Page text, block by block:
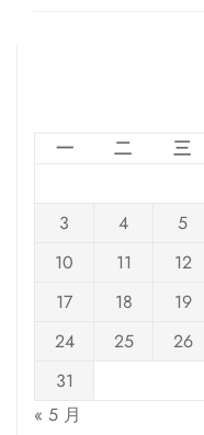
一
二 三
3
4 5
10
11 12
17
18 19
24
25 26
31
« 5 月